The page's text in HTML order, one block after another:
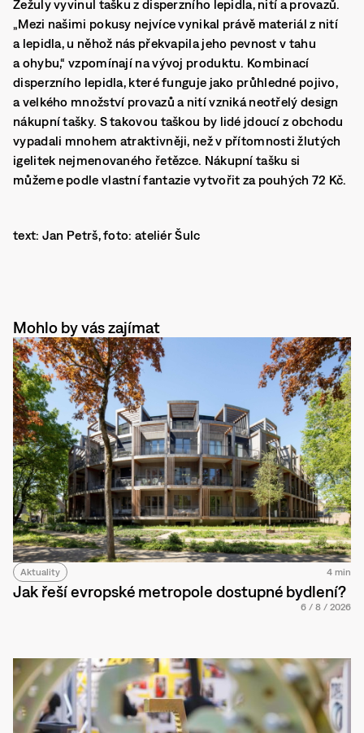
Žežuly vyvinul tašku z disperzního lepidla, nití a provazů.
„Mezi našimi pokusy nejvíce vynikal právě materiál z nití
a lepidla, u něhož nás překvapila jeho pevnost v tahu
a ohybu,“ vzpomínají na vývoj produktu. Kombinací
disperzního lepidla, které funguje jako průhledné pojivo,
a velkého množství provazů a nití vzniká neotřelý design
nákupní tašky. S takovou taškou by lidé jdoucí z obchodu
vypadali mnohem atraktivněji, než v přítomnosti žlutých
igelitek nejmenovaného řetězce. Nákupní tašku si
můžeme podle vlastní fantazie vytvořit za pouhých 72 Kč.
text: Jan Petrš, foto: ateliér Šulc
Mohlo by vás zajímat
Aktuality 4 min
Jak řeší evropské metropole dostupné bydlení?
6 / 8 / 2026